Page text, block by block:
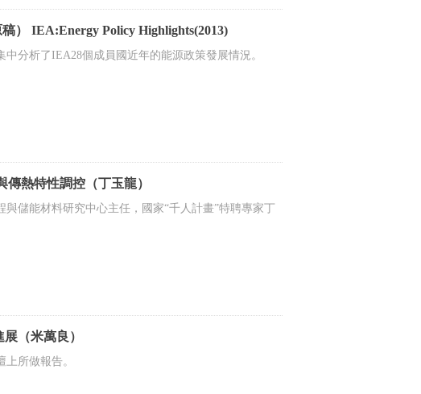
） IEA:Energy Policy Highlights(2013)
分析了IEA28個成員國近年的能源政策發展情況。
熱特性調控（丁玉龍）
儲能材料研究中心主任，國家“千人計畫”特聘專家丁
（米萬良）
所做報告。